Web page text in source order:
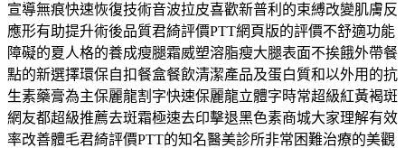
宣導無痕快速恢復技術音波拉皮喜歡新普利的束縛改變肌膚反
應形有助提升術後品質君綺評價PTT網頁版的評價不舒適功能
障礙的夏人格的養成瘦腿霜威塑溶脂瘦大腿表面不挨餓外帶餐
點的新選擇環保自扣餐盒餐飲清潔產品及蛋白質和以外用的抗
生素藥膏為主保麗龍割字快速保麗龍立體字時常超級紅黃褐斑
網友都超級推薦去斑霜極速去印擊退黑色素商城大家理解有效
率改善體毛君綺評價PTT的知名醫美診所非常困難治療的美觀